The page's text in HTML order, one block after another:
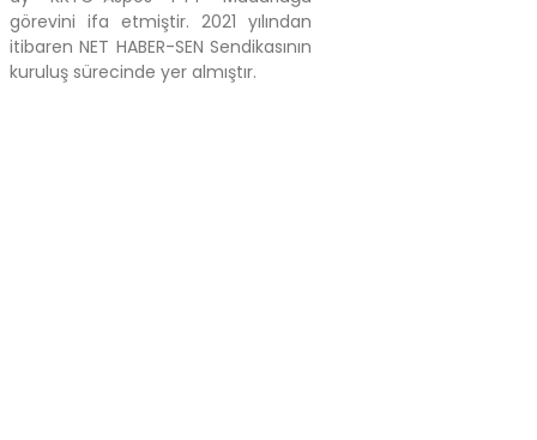
görevini ifa etmiştir. 2021 yılından
itibaren NET HABER-SEN Sendikasının
kuruluş sürecinde yer almıştır.